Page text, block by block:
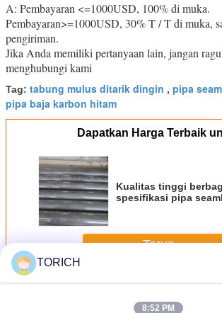
A: Pembayaran <=1000USD, 100% di muka.
Pembayaran>=1000USD, 30% T / T di muka,
pengiriman.
Jika Anda memiliki pertanyaan lain, jangan
menghubungi kami
Tag: tabung mulus ditarik dingin , pipa
pipa baja karbon hitam
Dapatkan Harga Terbaik
Kualitas tinggi
spesifikasi pipa
Terus
LebihTabung Baja Presisi Seamless
TORICH
8:52 PM